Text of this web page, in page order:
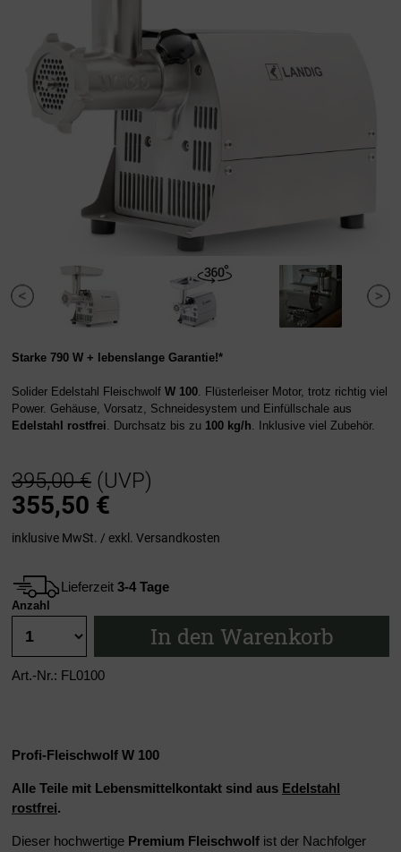
Starke 790 W + lebenslange Garantie!*
Solider Edelstahl Fleischwolf W 100 . Flüsterleiser Motor, trotz richtig viel
Power. Gehäuse, Vorsatz, Schneidesystem und Einfüllschale aus
Edelstahl rostfrei . Durchsatz bis zu 100 kg/h . Inklusive viel Zubehör.
395,00 € (UVP)
355,50 €
inklusive MwSt. / exkl. Versandkosten
Lieferzeit 3-4 Tage
Anzahl
In den Warenkorb
Art.-Nr.: FL0100
Profi-Fleischwolf W 100
Alle Teile mit Lebensmittelkontakt sind aus Edelstahl
rostfrei.
Dieser hochwertige Premium Fleischwolf ist der Nachfolger